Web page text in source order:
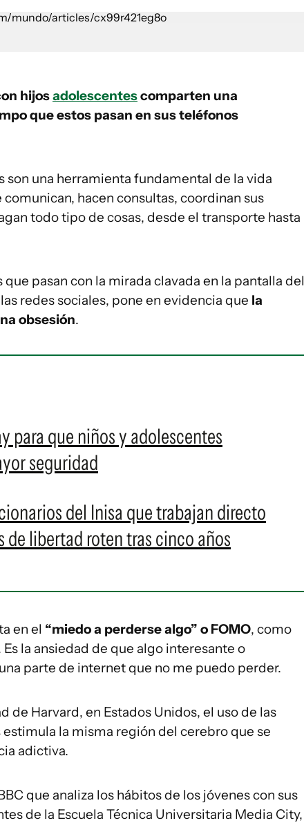
hijosadolescentescomparten una
que estos pasan en sus teléfonos
son una herramienta fundamental de la vida
hacen consultas, coordinan sus
todo tipo de cosas, desde el transporte hasta
pasan con la mirada clavada en la pantalla del
redes sociales, pone en evidencia que la
obsesión.
para que niños y adolescentes
seguridad
del Inisa que trabajan directo
libertad roten tras cinco años
en el “miedo a perderse algo” o FOMO, como
la ansiedad de que algo interesante o
parte de internet que no me puedo perder.
de Harvard, en Estados Unidos, el uso de las
la misma región del cerebro que se
adictiva.
que analiza los hábitos de los jóvenes con sus
de la Escuela Técnica Universitaria Media City,